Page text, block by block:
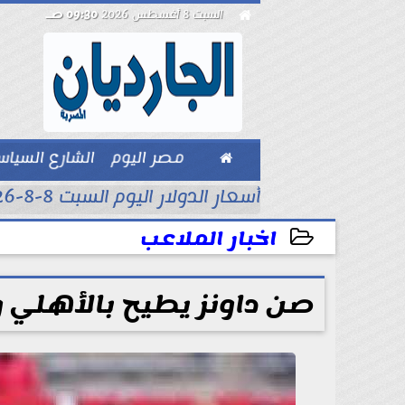
 السبت 8 أغسطس 2026 09:30 صـ
 مصر اليوم
الشارع
بيزنس
أسعار الدولار اليوم السبت 8-8-2026..
اخبار الملاعب
2025-04-25 21:07:01
صن داونز يطيح بالأهلي